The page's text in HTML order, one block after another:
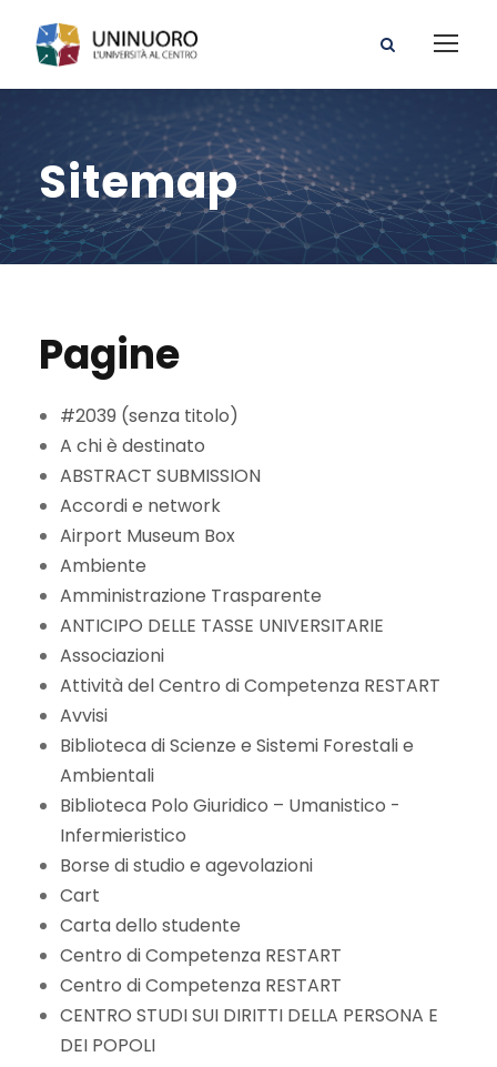
Sitemap
Pagine
#2039 (senza titolo)
A chi è destinato
ABSTRACT SUBMISSION
Accordi e network
Airport Museum Box
Ambiente
Amministrazione Trasparente
ANTICIPO DELLE TASSE UNIVERSITARIE
Associazioni
Attività del Centro di Competenza RESTART
Avvisi
Biblioteca di Scienze e Sistemi Forestali e
Ambientali
Biblioteca Polo Giuridico – Umanistico -
Infermieristico
Borse di studio e agevolazioni
Cart
Carta dello studente
Centro di Competenza RESTART
Centro di Competenza RESTART
CENTRO STUDI SUI DIRITTI DELLA PERSONA E
DEI POPOLI